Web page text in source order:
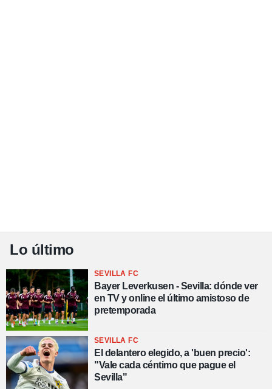
Lo último
SEVILLA FC
Bayer Leverkusen - Sevilla: dónde ver
en TV y online el último amistoso de
pretemporada
SEVILLA FC
El delantero elegido, a 'buen precio':
"Vale cada céntimo que pague el
Sevilla"